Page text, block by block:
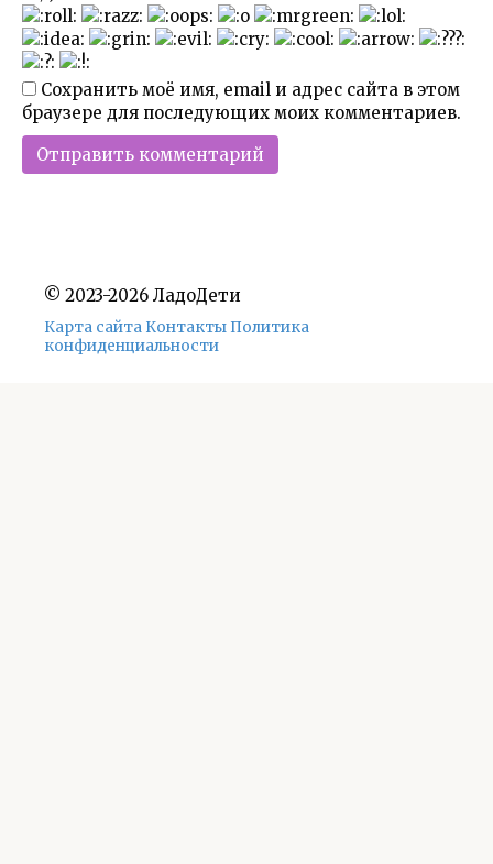
Сохранить моё имя, email и адрес сайта в этом
браузере для последующих моих комментариев.
© 2023-2026 ЛадоДети
Карта сайта КонтактыПолитика
конфиденциальности